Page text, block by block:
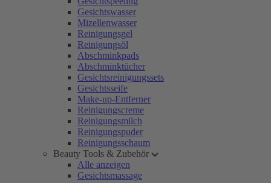
Gesichtswasser
Mizellenwasser
Reinigungsgel
Reinigungsöl
Abschminkpads
Abschminktücher
Gesichtsreinigungssets
Gesichtsseife
Make-up-Entferner
Reinigungscreme
Reinigungsmilch
Reinigungspuder
Reinigungsschaum
Beauty Tools & Zubehör
Alle anzeigen
Gesichtsmassage